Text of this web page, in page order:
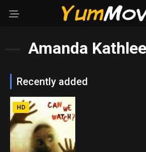
Amanda
Recently added
HD